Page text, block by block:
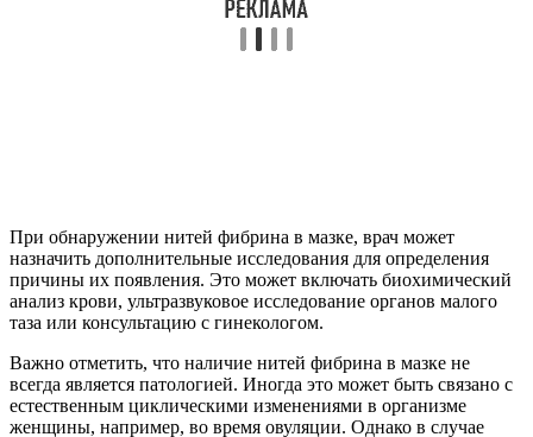
При обнаружении нитей фибрина в мазке, врач может
назначить дополнительные исследования для определения
причины их появления. Это может включать биохимический
анализ крови, ультразвуковое исследование органов малого
таза или консультацию с гинекологом.
Важно отметить, что наличие нитей фибрина в мазке не
всегда является патологией. Иногда это может быть связано с
естественным циклическими изменениями в организме
женщины, например, во время овуляции. Однако в случае